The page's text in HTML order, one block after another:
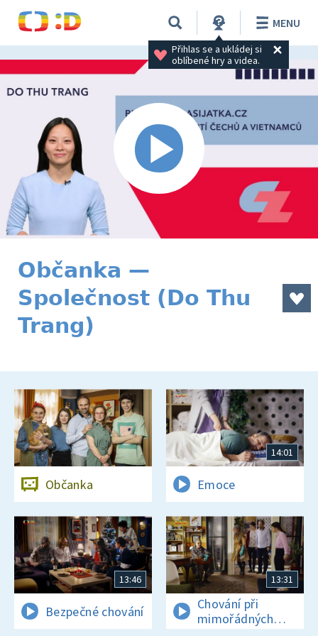
Přihlas se a ukládej si
oblíbené hry a videa.
MENU
Občanka —
Společnost (Do Thu
Trang)
Občanka
14:01
Emoce
13:46
Bezpečné chování
13:31
Chování při
mimořádných